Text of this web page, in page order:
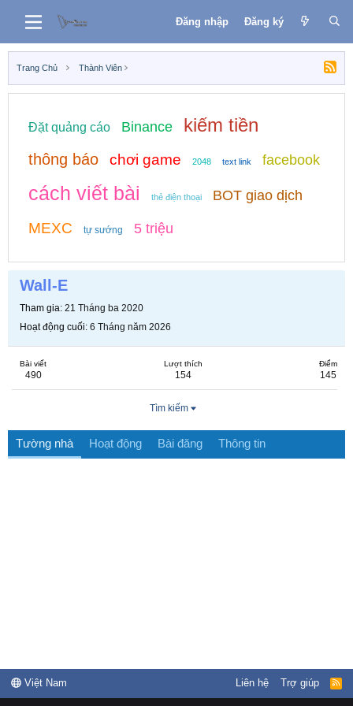
Đăng nhập Đăng ký
Trang Chủ Thành Viên
Đặt quảng cáo Binance kiếm tiền
thông báo chơi game 2048 text link facebook
cách viết bài thẻ điện thoại BOT giao dịch
MEXC tự sướng 5 triệu
Wall-E
Tham gia 21 Tháng ba 2020
Hoạt động cuối 6 Tháng năm 2026
Bài viết
490
Lượt thích
154
Điểm
145
Tìm kiếm
Tường nhà Hoạt động Bài đăng Thông tin
Việt Nam Liên hệ Trợ giúp
R